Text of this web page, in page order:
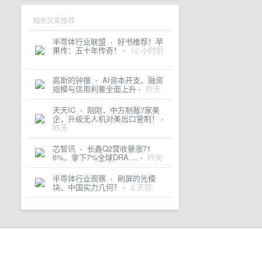
相关文章推荐
半导体行业联盟 · 好书推荐！苹
果传：五十年传奇！ · 12 小时前
高斯的钟摆 · AI资本开支、融资
规模与信用利差全面上升 · 昨天
天天IC · 刚刚，中方制裁7家美
企，升级无人机对美出口管制！ ·
昨天
芯智讯 · 长鑫Q2营收暴涨71
6%，拿下7%全球DRA ... · 昨天
半导体行业观察 · 刷屏的光模
块，中国实力几何？ · 2 天前